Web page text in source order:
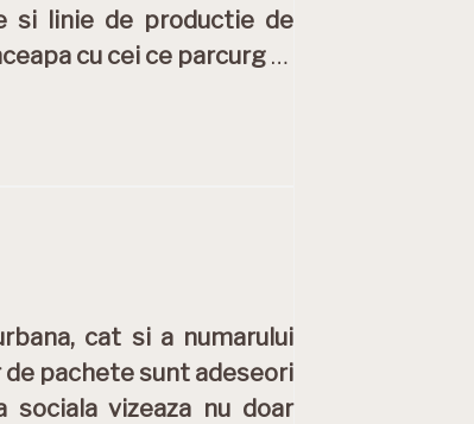
si linie de productie de
cu cei ce parcurg …
cat si a numarului
pachete sunt adeseori
vizeaza nu doar